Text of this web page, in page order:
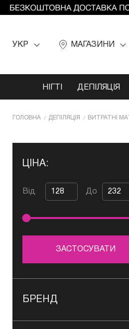
УКР МАГАЗИНИ
НІГТІ ДЕПІЛЯЦІЯ
ГОЛОВНА ДЕПІЛЯЦІЯ ВИТРАТНІ
ЦІНА:
Від До
ЗАСТОСУВАТИ
БРЕНД